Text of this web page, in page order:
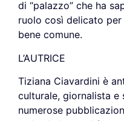
di “palazzo” che ha
ruolo così delicato
bene comune.
L’AUTRICE
Tiziana Ciavardini è
culturale, giornalista
numerose